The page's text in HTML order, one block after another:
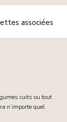
Print
cuits ou tout
n’importe quel
associées